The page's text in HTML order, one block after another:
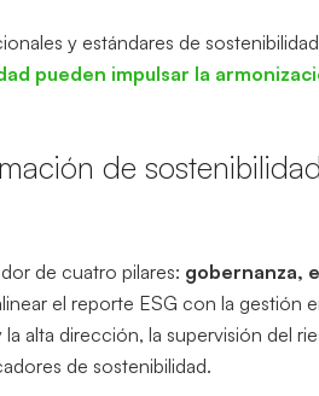
y estándares de
pueden impulsar la
de
de cuatro pilares: gobernanza,
el reporte ESG con la gestión
alta dirección, la supervisión del
de sostenibilidad.